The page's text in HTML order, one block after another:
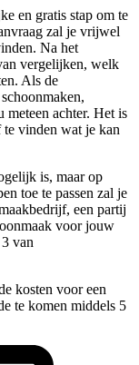
en gratis stap om te
zal je vrijwel
Na het
vergelijken, welk
Als de
achter. Het is
vinden wat je kan
is, maar op
toe te passen zal je
een partij
voor jouw
van
kosten voor een
te komen middels 5